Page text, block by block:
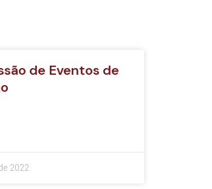
de Eventos de
2022